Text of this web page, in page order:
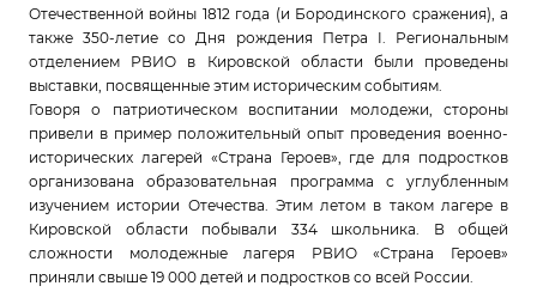
Отечественной войны 1812 года (и Бородинского сражения), а
также 350-летие со Дня рождения Петра I. Региональным
отделением РВИО в Кировской области были проведены
выставки, посвященные этим историческим событиям.
Говоря о патриотическом воспитании молодежи, стороны
привели в пример положительный опыт проведения военно-
исторических лагерей «Страна Героев», где для подростков
организована образовательная программа с углубленным
изучением истории Отечества. Этим летом в таком лагере в
Кировской области побывали 334 школьника. В общей
сложности молодежные лагеря РВИО «Страна Героев»
приняли свыше 19 000 детей и подростков со всей России.